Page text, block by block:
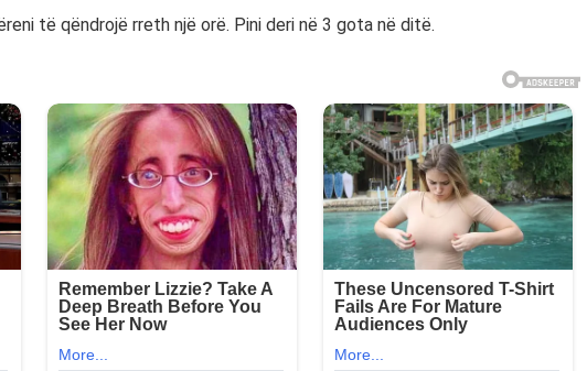
të qëndrojë rreth një orë. Pini deri në 3 gota në ditë.